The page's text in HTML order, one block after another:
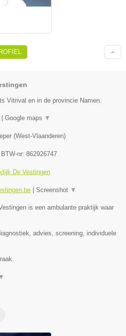
Vitrival en in de provincie Namen.
Google maps ▼
Ieper (West-Vlaanderen)
nr: 862926747
De Vestingen
Screenshot ▼
is een ambulante praktijk waar
advies, screening, individuele
▼